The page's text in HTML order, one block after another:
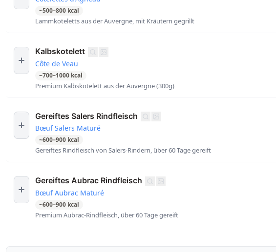
~500–800 kcal
Lammkoteletts aus der Auvergne, mit Kräutern gegrillt
Kalbskotelett
Côte de Veau
~700–1000 kcal
Premium Kalbskotelett aus der Auvergne (300g)
Gereiftes Salers Rindfleisch
Bœuf Salers Maturé
~600–900 kcal
Gereiftes Rindfleisch von Salers-Rindern, über 60 Tage gereift
Gereiftes Aubrac Rindfleisch
Bœuf Aubrac Maturé
~600–900 kcal
Premium Aubrac-Rindfleisch, über 60 Tage gereift